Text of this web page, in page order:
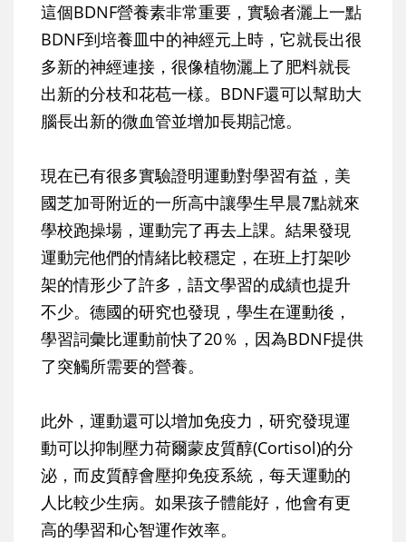
這個BDNF營養素非常重要，實驗者灑上一點
BDNF到培養皿中的神經元上時，它就長出很
多新的神經連接，很像植物灑上了肥料就長
出新的分枝和花苞一樣。BDNF還可以幫助大
腦長出新的微血管並增加長期記憶。
現在已有很多實驗證明運動對學習有益，美
國芝加哥附近的一所高中讓學生早晨7點就來
學校跑操場，運動完了再去上課。結果發現
運動完他們的情緒比較穩定，在班上打架吵
架的情形少了許多，語文學習的成績也提升
不少。德國的研究也發現，學生在運動後，
學習詞彙比運動前快了20％，因為BDNF提供
了突觸所需要的營養。
此外，運動還可以增加免疫力，研究發現運
動可以抑制壓力荷爾蒙皮質醇(Cortisol)的分
泌，而皮質醇會壓抑免疫系統，每天運動的
人比較少生病。如果孩子體能好，他會有更
高的學習和心智運作效率。